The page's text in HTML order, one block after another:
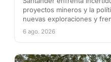
proyectos mineros y la
nuevas exploraciones y
6 ago. 2026